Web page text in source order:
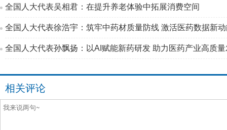
全国人大代表吴相君：在提升养老体验中拓展消费空间‌
全国人大代表徐浩宇：筑牢中药材质量防线 激活医药数据新
全国人大代表孙飘扬：以AI赋能新药研发 助力医药产业高质
相关评论